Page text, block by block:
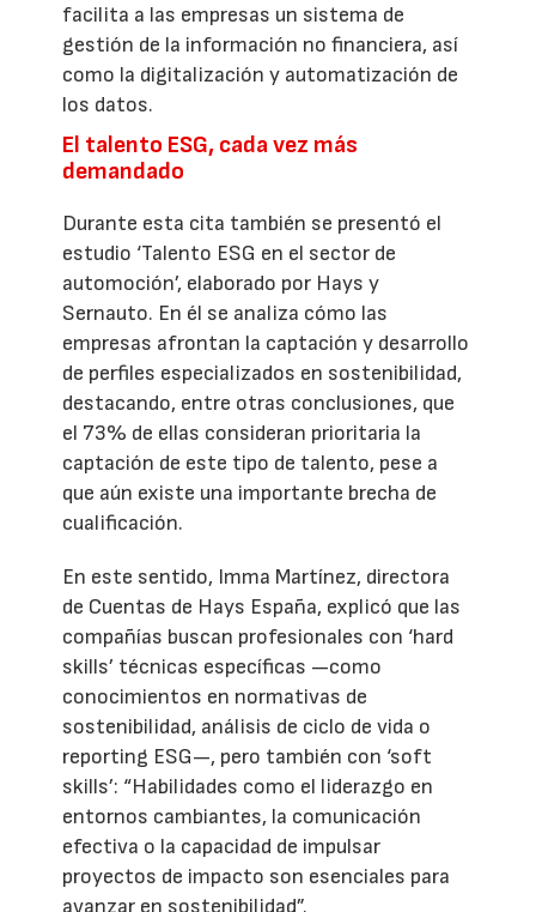
facilita a las empresas un sistema de
gestión de la información no financiera, así
como la digitalización y automatización de
los datos.
El talento ESG, cada vez más
demandado
Durante esta cita también se presentó el
estudio ‘Talento ESG en el sector de
automoción’, elaborado por Hays y
Sernauto. En él se analiza cómo las
empresas afrontan la captación y desarrollo
de perfiles especializados en sostenibilidad,
destacando, entre otras conclusiones, que
el 73% de ellas consideran prioritaria la
captación de este tipo de talento, pese a
que aún existe una importante brecha de
cualificación.
En este sentido, Imma Martínez, directora
de Cuentas de Hays España, explicó que las
compañías buscan profesionales con ‘hard
skills’ técnicas específicas —como
conocimientos en normativas de
sostenibilidad, análisis de ciclo de vida o
reporting ESG—, pero también con ‘soft
skills’: “Habilidades como el liderazgo en
entornos cambiantes, la comunicación
efectiva o la capacidad de impulsar
proyectos de impacto son esenciales para